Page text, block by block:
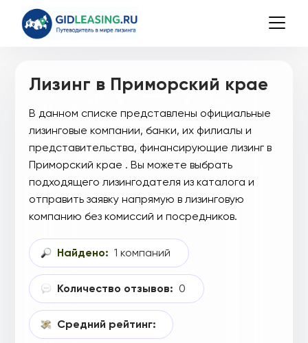
Лизинг в Приморский крае
В данном списке представлены официальные
лизинговые компании, банки, их филиалы и
представительства, финансирующие лизинг в
Приморский крае . Вы можете выбрать
подходящего лизингодателя из каталога и
отправить заявку напрямую в лизинговую
компанию без комиссий и посредников.
Найдено: 1 компаний
Количество отзывов: 0
Средний рейтинг: